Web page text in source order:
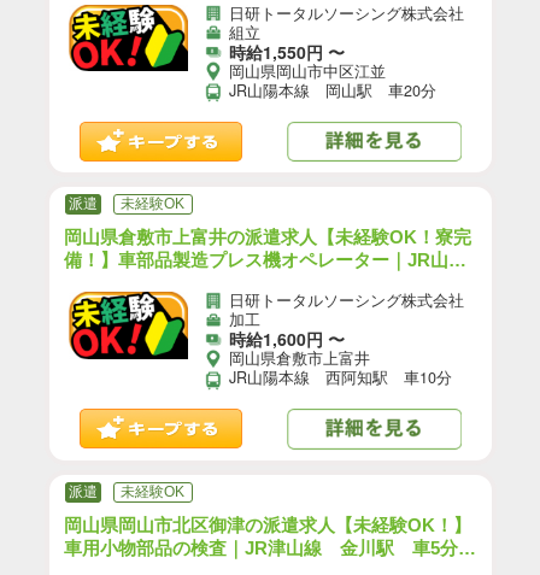
（お仕事No.9A141）【1】日研トータルソーシング株式会社
組立
時給1,550円 〜
岡山県岡山市中区江並
JR山陽本線 岡山駅 車20分
派遣 未経験OK
岡山県倉敷市上富井の派遣求人【未経験OK！寮完
備！】車部品製造プレス機オペレーター｜JR山陽
【3】
日研トータルソーシング株式会社
加工
時給1,600円 〜
岡山県倉敷市上富井
JR山陽本線 西阿知駅 車10分
派遣 未経験OK
岡山県岡山市北区御津の派遣求人【未経験OK！】
車用小物部品の検査｜JR津山線 金川駅 車5分